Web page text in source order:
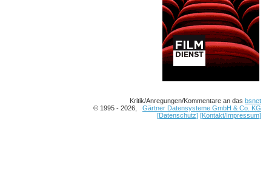
Kritik/Anregungen/Kommentare an das bsnet
© 1995 - 2026, Gärtner Datensysteme GmbH & Co. KG
[Datenschutz] [Kontakt/Impressum]